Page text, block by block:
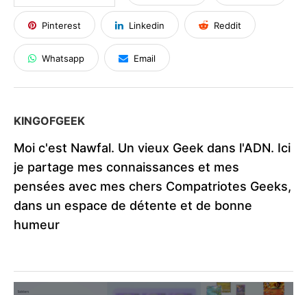
Pinterest Linkedin Reddit
Whatsapp Email
KINGOFGEEK
Moi c'est Nawfal. Un vieux Geek dans l'ADN. Ici
je partage mes connaissances et mes
pensées avec mes chers Compatriotes Geeks,
dans un espace de détente et de bonne
humeur